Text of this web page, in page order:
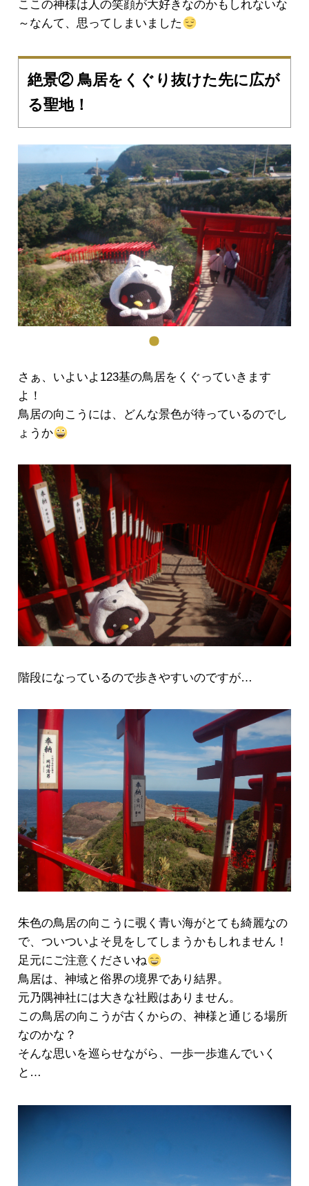
ここの神様は人の笑顔が大好きなのかもしれないな
～なんて、思ってしまいました
絶景② 鳥居をくぐり抜けた先に広が
る聖地！
さぁ、いよいよ123基の鳥居をくぐっていきます
よ！
鳥居の向こうには、どんな景色が待っているのでし
ょうか
階段になっているので歩きやすいのですが…
朱色の鳥居の向こうに覗く青い海がとても綺麗なの
で、ついついよそ見をしてしまうかもしれません！
足元にご注意くださいね
鳥居は、神域と俗界の境界であり結界。
元乃隅神社には大きな社殿はありません。
この鳥居の向こうが古くからの、神様と通じる場所
なのかな？
そんな思いを巡らせながら、一歩一歩進んでいく
と…